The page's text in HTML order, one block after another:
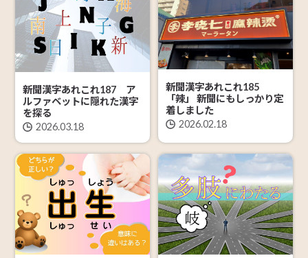
新聞漢字あれこれ187 ア
ルファベットに隠れた漢字
を探る
2026.03.18
新聞漢字あれこれ185
「辣」 新聞にもしっかり定
着しました
2026.02.18